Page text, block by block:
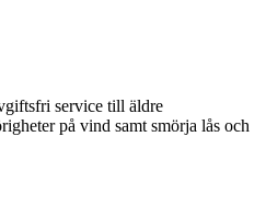
service till äldre
på vind samt smörja lås och